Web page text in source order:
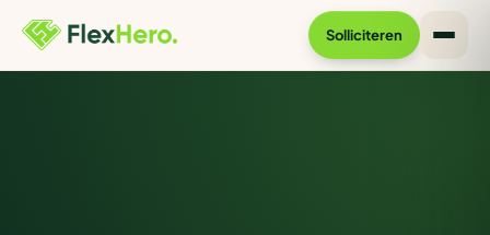
Solliciteren